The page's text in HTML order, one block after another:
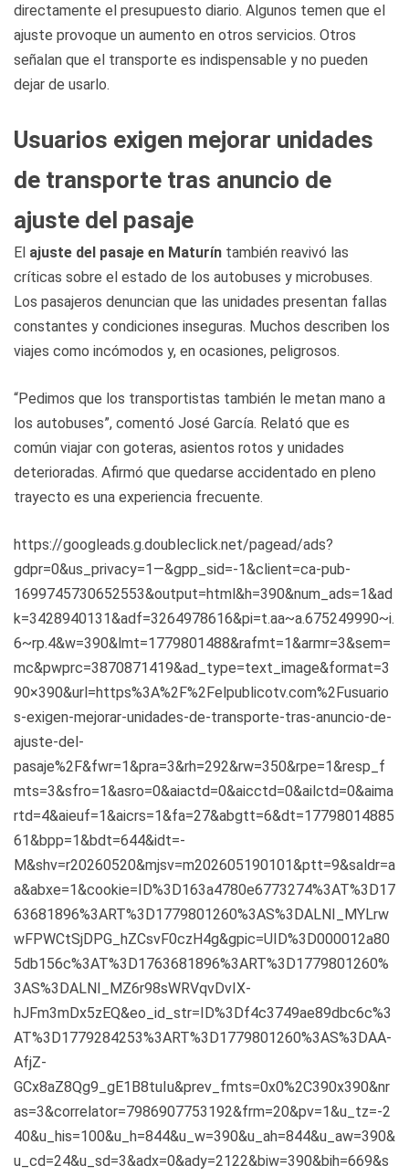
directamente el presupuesto diario. Algunos temen que el
ajuste provoque un aumento en otros servicios. Otros
señalan que el transporte es indispensable y no pueden
dejar de usarlo.
Usuarios exigen mejorar unidades
de transporte tras anuncio de
ajuste del pasaje
El ajuste del pasaje en Maturín también reavivó las
críticas sobre el estado de los autobuses y microbuses.
Los pasajeros denuncian que las unidades presentan fallas
constantes y condiciones inseguras. Muchos describen los
viajes como incómodos y, en ocasiones, peligrosos.
“Pedimos que los transportistas también le metan mano a
los autobuses”, comentó José García. Relató que es
común viajar con goteras, asientos rotos y unidades
deterioradas. Afirmó que quedarse accidentado en pleno
trayecto es una experiencia frecuente.
https://googleads.g.doubleclick.net/pagead/ads?
gdpr=0&us_privacy=1—&gpp_sid=-1&client=ca-pub-
1699745730652553&output=html&h=390&num_ads=1&ad
k=3428940131&adf=3264978616&pi=t.aa~a.675249990~i.
6~rp.4&w=390&lmt=1779801488&rafmt=1&armr=3&sem=
mc&pwprc=3870871419&ad_type=text_image&format=3
90×390&url=https%3A%2F%2Felpublicotv.com%2Fusuario
s-exigen-mejorar-unidades-de-transporte-tras-anuncio-de-
ajuste-del-
pasaje%2F&fwr=1&pra=3&rh=292&rw=350&rpe=1&resp_f
mts=3&sfro=1&asro=0&aiactd=0&aicctd=0&ailctd=0&aima
rtd=4&aieuf=1&aicrs=1&fa=27&abgtt=6&dt=17798014885
61&bpp=1&bdt=644&idt=-
M&shv=r20260520&mjsv=m202605190101&ptt=9&saldr=a
a&abxe=1&cookie=ID%3D163a4780e6773274%3AT%3D17
63681896%3ART%3D1779801260%3AS%3DALNI_MYLrw
wFPWCtSjDPG_hZCsvF0czH4g&gpic=UID%3D000012a80
5db156c%3AT%3D1763681896%3ART%3D1779801260%
3AS%3DALNI_MZ6r98sWRVqvDvIX-
hJFm3mDx5zEQ&eo_id_str=ID%3Df4c3749ae89dbc6c%3
AT%3D1779284253%3ART%3D1779801260%3AS%3DAA-
AfjZ-
GCx8aZ8Qg9_gE1B8tuIu&prev_fmts=0x0%2C390x390&nr
as=3&correlator=7986907753192&frm=20&pv=1&u_tz=-2
40&u_his=100&u_h=844&u_w=390&u_ah=844&u_aw=390&
u_cd=24&u_sd=3&adx=0&ady=2122&biw=390&bih=669&s